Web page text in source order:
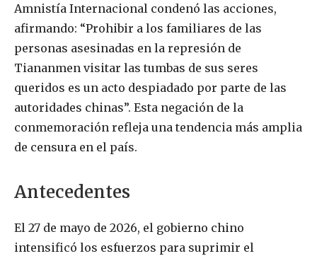
Amnistía Internacional condenó las acciones,
afirmando: “Prohibir a los familiares de las
personas asesinadas en la represión de
Tiananmen visitar las tumbas de sus seres
queridos es un acto despiadado por parte de las
autoridades chinas”. Esta negación de la
conmemoración refleja una tendencia más amplia
de censura en el país.
Antecedentes
El 27 de mayo de 2026, el gobierno chino
intensificó los esfuerzos para suprimir el